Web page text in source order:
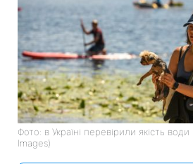
Фото: в Україні перевірили якість
Images)